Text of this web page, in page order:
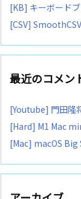
[KB] キーボード
[CSV]
最近のコメン
[Youtube] 門田隆
[Hard] M1 Mac
[Mac] macOS Big